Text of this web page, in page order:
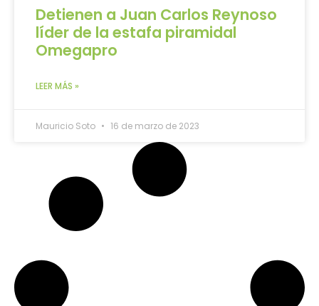
Detienen a Juan Carlos Reynoso
líder de la estafa piramidal
Omegapro
LEER MÁS »
Mauricio Soto 16 de marzo de 2023